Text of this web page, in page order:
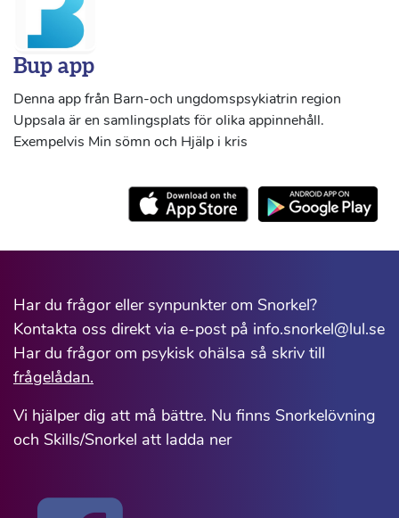
Bup app
Denna app från Barn-och ungdomspsykiatrin region
Uppsala är en samlingsplats för olika appinnehåll.
Exempelvis Min sömn och Hjälp i kris
Har du frågor eller synpunkter om Snorkel?
Kontakta oss direkt via e-post på info.snorkel@lul.se
Har du frågor om psykisk ohälsa så skriv till
frågelådan.
Vi hjälper dig att må bättre. Nu finns Snorkelövning
och Skills/Snorkel att ladda ner